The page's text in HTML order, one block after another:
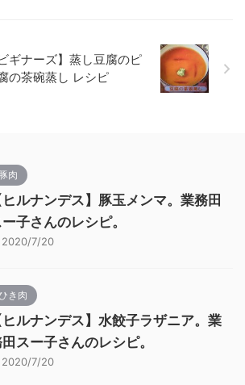
ギナーズ】蒸し豆腐のピ
の茶碗蒸し レシピ
豚肉
ヒルナンデス】豚玉メンマ。業務田
子さんのレシピ。
2020/7/20
き肉
ヒルナンデス】水餃子ラザニア。業
スー子さんのレシピ。
2020/7/20